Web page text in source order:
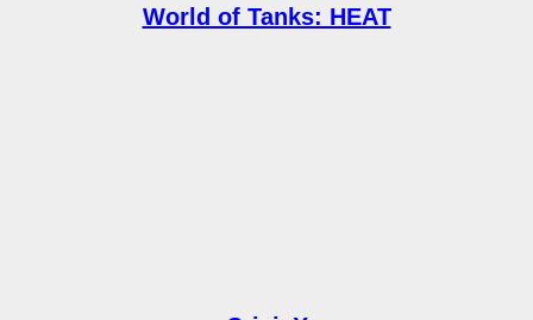
World of Tanks: HEAT